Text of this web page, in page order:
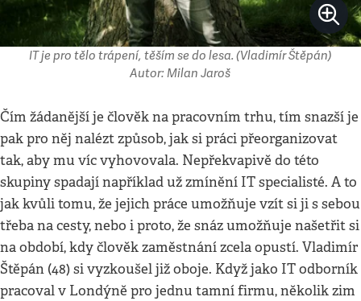
IT je pro tělo trápení, těším se do lesa. (Vladimír Štěpán)
Autor: Milan Jaroš
Čím žádanější je člověk na pracovním trhu, tím snazší je
pak pro něj nalézt způsob, jak si práci přeorganizovat
tak, aby mu víc vyhovovala. Nepřekvapivě do této
skupiny spadají například už zmínění IT specialisté. A to
jak kvůli tomu, že jejich práce umožňuje vzít si ji s sebou
třeba na cesty, nebo i proto, že snáz umožňuje našetřit si
na období, kdy člověk zaměstnání zcela opustí. Vladimír
Štěpán (48) si vyzkoušel již oboje. Když jako IT odborník
pracoval v Londýně pro jednu tamní firmu, několik zim